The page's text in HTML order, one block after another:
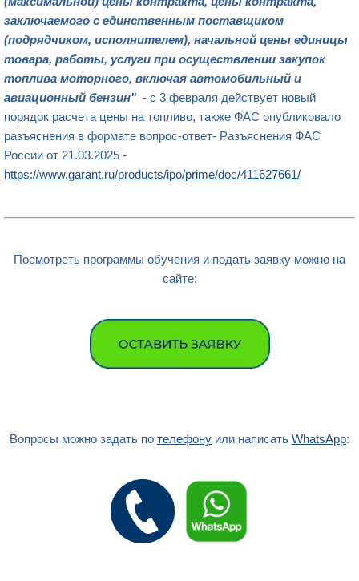
заключаемого с единственным поставщиком
(подрядчиком, исполнителем), начальной цены единицы
товара, работы, услуги при осуществлении закупок
топлива моторного, включая автомобильный и
авиационный бензин"- с 3 февраля действует новый
порядок расчета цены на топливо, также ФАС опубликовало
разъяснения в формате вопрос-ответ- Разъяснения ФАС
России от 21.03.2025 -
https://www.garant.ru/products/ipo/prime/doc/411627661/
Посмотреть программы обучения и подать заявку можно на
сайте:
Вопросы можно задать по телефону или написать WhatsApp: